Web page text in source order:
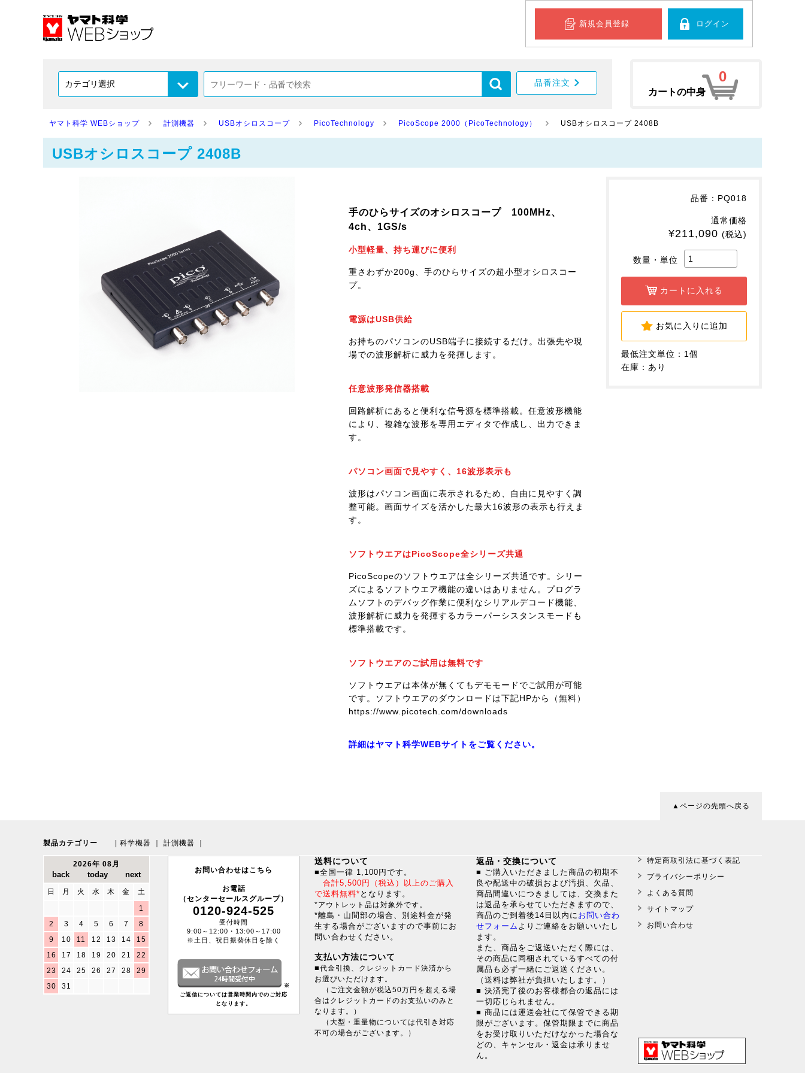
新規会員登録 ログイン
品番注文
カートの中身
0
ヤマト科学 WEBショップ 計測機器 USBオシロスコープ PicoTechnology PicoScope 2000（PicoTechnology） USBオシロスコープ 2408B
USBオシロスコープ 2408B
品番：PQ018
通常価格
¥211,090 (税込)
数量・単位
カートに入れる
お気に入りに追加
最低注文単位：1個
在庫：あり
手のひらサイズのオシロスコープ 100MHz、
4ch、1GS/s
小型軽量、持ち運びに便利
重さわずか200g、手のひらサイズの超小型オシロスコー
プ。
電源はUSB供給
お持ちのパソコンのUSB端子に接続するだけ。出張先や現
場での波形解析に威力を発揮します。
任意波形発信器搭載
回路解析にあると便利な信号源を標準搭載。任意波形機能
により、複雑な波形を専用エディタで作成し、出力できま
す。
パソコン画面で見やすく、16波形表示も
波形はパソコン画面に表示されるため、自由に見やすく調
整可能。画面サイズを活かした最大16波形の表示も行えま
す。
ソフトウエアはPicoScope全シリーズ共通
PicoScopeのソフトウエアは全シリーズ共通です。シリー
ズによるソフトウエア機能の違いはありません。プログラ
ムソフトのデバッグ作業に便利なシリアルデコード機能、
波形解析に威力を発揮するカラーパーシスタンスモードも
標準搭載です。
ソフトウエアのご試用は無料です
ソフトウエアは本体が無くてもデモモードでご試用が可能
です。ソフトウエアのダウンロードは下記HPから（無料）
https://www.picotech.com/downloads
詳細はヤマト科学WEBサイトをご覧ください。
▲ページの先頭へ戻る
製品カテゴリー 科学機器 計測機器
2026年 08月
日 月 火 水 木 金
土
1
2
3 4 5 6 7
8
9
10 11 12 13 14
15
16
17 18 19 20 21
22
23
24 25 26 27 28
29
30
31
お問い合わせはこちら
お電話
（センターセールスグループ）
0120-924-525
受付時間
9:00～12:00・13:00～17:00
※土日、祝日振替休日を除く
※
ご返信については営業時間内でのご対応
となります。
送料について
■全国一律 1,100円です。
合計5,500円（税込）以上のご購入
で送料無料* となります。
*アウトレット品は対象外です。
*離島・山間部の場合、別途料金が発
生する場合がございますので事前にお
問い合わせください。
支払い方法について
■代金引換、クレジットカード決済から
お選びいただけます。
（ご注文金額が税込50万円を超える場
合はクレジットカードのお支払いのみと
なります。）
（大型・重量物については代引き対応
不可の場合がございます。）
返品・交換について
■ ご購入いただきました商品の初期不
良や配送中の破損および汚損、欠品、
商品間違いにつきましては、交換また
は返品を承らせていただきますので、
商品のご到着後14日以内に お問い合わ
せフォーム よりご連絡をお願いいたし
ます。
また、商品をご返送いただく際には、
その商品に同梱されているすべての付
属品も必ず一緒にご返送ください。
（送料は弊社が負担いたします。）
■ 決済完了後のお客様都合の返品には
一切応じられません。
■ 商品には運送会社にて保管できる期
限がございます。保管期限までに商品
をお受け取りいただけなかった場合な
どの、キャンセル・返金は承りませ
ん。
特定商取引法に基づく表記
プライバシーポリシー
よくある質問
サイトマップ
お問い合わせ